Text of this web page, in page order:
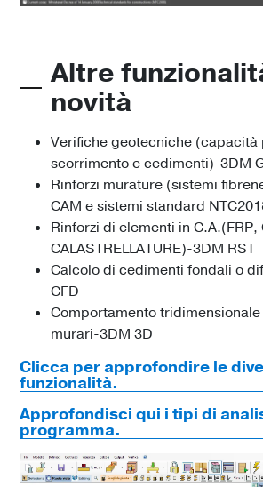
Altre
novità
Verifiche geotecniche (capacità
scorrimento e cedimenti)-3DM
Rinforzi murature (sistemi
CAM e sistemi standard
Rinforzi di elementi in C.A.(FRP,
CALASTRELLATURE)-3DM RST
Calcolo di cedimenti fondali o
CFD
Comportamento
murari-3DM 3D
Clicca per approfondire le
funzionalità.
Approfondisci qui i tipi di
programma.